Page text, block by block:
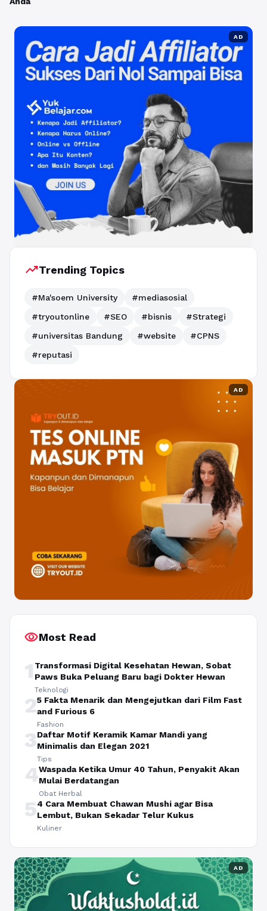
AD
trending_upTrending Topics
#Ma'soem University
#mediasosial
#tryoutonline
#SEO #bisnis
#Strategi
#universitas Bandung
#website
#CPNS
#reputasi
AD
visibilityMost Read
1 Transformasi Digital Kesehatan Hewan, Sobat
Paws Buka Peluang Baru bagi Dokter Hewan
Teknologi
25 Fakta Menarik dan Mengejutkan dari Film Fast
and Furious 6
Fashion
3Daftar Motif Keramik Kamar Mandi yang
Minimalis dan Elegan 2021
Tips
4Waspada Ketika Umur 40 Tahun, Penyakit Akan
Mulai Berdatangan
Obat Herbal
54 Cara Membuat Chawan Mushi agar Bisa
Lembut, Bukan Sekadar Telur Kukus
Kuliner
AD